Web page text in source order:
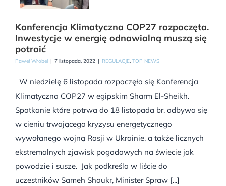
Konferencja Klimatyczna COP27 rozpoczęta.
Inwestycje w energię odnawialną muszą się
potroić
Paweł Wróbel | 7 listopada, 2022 | REGULACJE, TOP NEWS
W niedzielę 6 listopada rozpoczęła się Konferencja
Klimatyczna COP27 w egipskim Sharm El-Sheikh.
Spotkanie które potrwa do 18 listopada br. odbywa się
w cieniu trwającego kryzysu energetycznego
wywołanego wojną Rosji w Ukrainie, a także licznych
ekstremalnych zjawisk pogodowych na świecie jak
powodzie i susze. Jak podkreśla w liście do
uczestników Sameh Shoukr, Minister Spraw [...]